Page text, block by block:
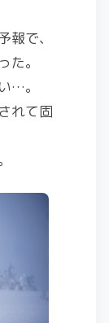
で、
た。
…。
れて固